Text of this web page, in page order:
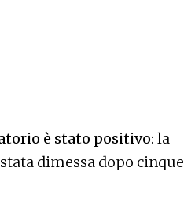
è stato positivo: la
dimessa dopo cinque